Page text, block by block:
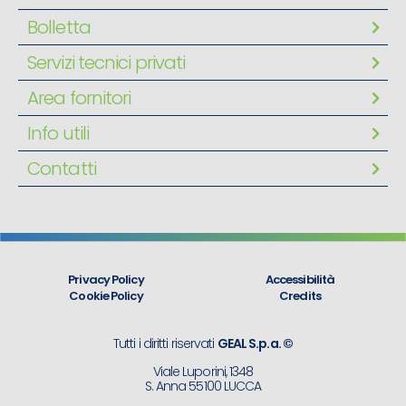
ING. FRANCESCO
RAINONE
05/04/2024 OA24-0668
TECHNO INGEGNERIA
NOTAIO DE STEFANO
08/04/2024 OA24-0686
FRANCESCO
Bolletta
Servizi tecnici privati
Area fornitori
Info utili
Contatti
Privacy Policy
Cookie Policy
Accessibilità
Credits
Tutti i diritti riservati GEAL S.p.a. ©
Viale Luporini, 1348
S. Anna 55100 LUCCA